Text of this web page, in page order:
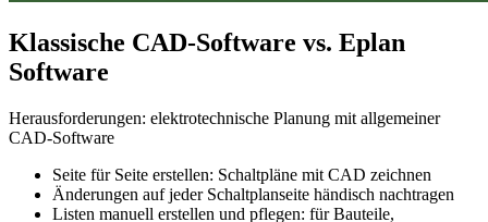
Klassische CAD-Software vs. Eplan
Software
Herausforderungen: elektrotechnische Planung mit allgemeiner
CAD-Software
Seite für Seite erstellen: Schaltpläne mit CAD zeichnen
Änderungen auf jeder Schaltplanseite händisch nachtragen
Listen manuell erstellen und pflegen: für Bauteile,